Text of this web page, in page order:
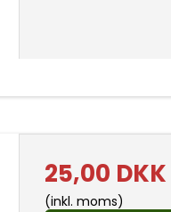
25,00 DKK
(inkl. moms)